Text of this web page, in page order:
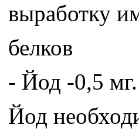
выработку
белков
- Йод -0,5
Йод